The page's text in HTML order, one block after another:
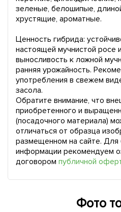
зеленые, белошипые,
хрустящие, ароматные.
Ценность гибрида:
настоящей мучнистой росе
выносливость к ложной
ранняя урожайность.
употребления в свежем
засола.
Обратите внимание, что
приобретенного и
(посадочного материала)
отличаться от образца
размещенном на сайте.
информации рекомендуем
договором публичной
Фото